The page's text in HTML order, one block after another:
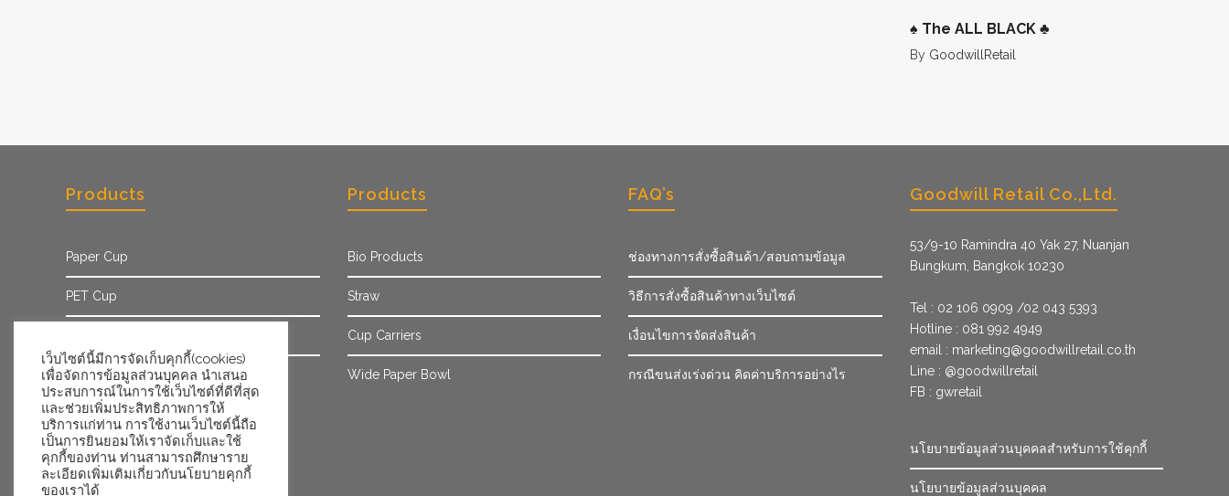
♠️ The ALL BLACK ♣️
By GoodwillRetail
Products
Paper Cup
PET Cup
Ice Cream Cup/Tub
Products
Bio Products
Straw
Cup Carriers
Wide Paper Bowl
FAQ’s
ช่องทางการสั่งซื้อสินค้า/สอบถามข้อมูล
วิธีการสั่งซื้อสินค้าทางเว็บไซต์
เงื่อนไขการจัดส่งสินค้า
กรณีขนส่งเร่งด่วน คิดค่าบริการอย่างไร
Goodwill Retail Co.,Ltd.
53/9­-10 Ramindra 40 Yak 27, Nuanjan
Bungkum, Bangkok 10230
Tel : 02 106 0909 /02 043 5393
Hotline : 081 992 4949
email : marketing@goodwillretail.co.th
Line : @goodwillretail
FB : gwretail
นโยบายข้อมูลส่วนบุคคลสำหรับการใช้คุกกี้
นโยบายข้อมูลส่วนบุคคล
เว็บไซต์นี้มีการจัดเก็บคุกกี้(cookies)
เพื่อจัดการข้อมูลส่วนบุคคล นำเสนอ
ประสบการณ์ในการใช้เว็บไซต์ที่ดีที่สุด
และช่วยเพิ่มประสิทธิภาพการให้
บริการแก่ท่าน การใช้งานเว็บไซต์นี้ถือ
เป็นการยินยอมให้เราจัดเก็บและใช้
คุกกี้ของท่าน ท่านสามารถศึกษาราย
ละเอียดเพิ่มเติมเกี่ยวกับนโยบายคุกกี้
ของเราได้